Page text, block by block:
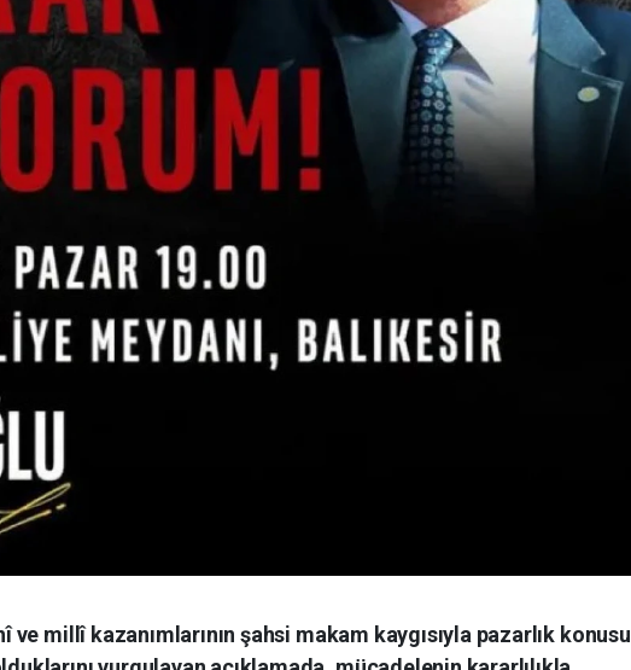
millî kazanımlarının şahsi makam kaygısıyla pazarlık konusu